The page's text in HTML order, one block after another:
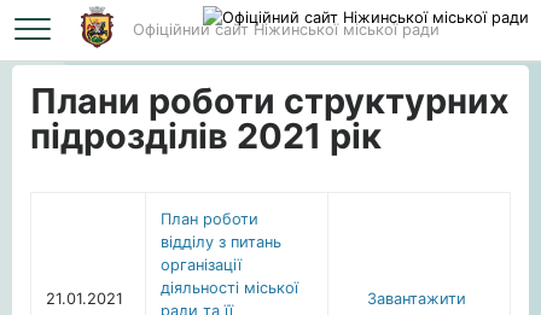
Офіційний сайт Ніжинської міської ради
Головна Плани роботи структурних підрозділів 2021 рік
Плани роботи структурних
підрозділів 2021 рік
21.01.2021
План роботи
відділу з питань
організації
діяльності міської
ради та її
Завантажити